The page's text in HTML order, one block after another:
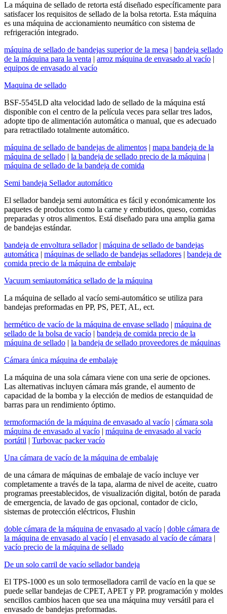
La máquina de sellado de retorta está diseñado específicamente para
satisfacer los requisitos de sellado de la bolsa retorta. Esta máquina
es una máquina de accionamiento neumático con sistema de
refrigeración integrado.
máquina de sellado de bandejas superior de la mesa | bandeja sellado
de la máquina para la venta | arroz máquina de envasado al vacío |
equipos de envasado al vacío
Maquina de sellado
BSF-5545LD alta velocidad lado de sellado de la máquina está
disponible con el centro de la película veces para sellar tres lados,
adopte tipo de alimentación automática o manual, que es adecuado
para retractilado totalmente automático.
máquina de sellado de bandejas de alimentos | mapa bandeja de la
máquina de sellado | la bandeja de sellado precio de la máquina |
máquina de sellado de la bandeja de comida
Semi bandeja Sellador automático
El sellador bandeja semi automática es fácil y económicamente los
paquetes de productos como la carne y embutidos, queso, comidas
preparadas y otros alimentos. Está diseñado para una amplia gama
de bandejas estándar.
bandeja de envoltura sellador| máquina de sellado de bandejas
automática | máquinas de sellado de bandejas selladores | bandeja de
comida precio de la máquina de embalaje
Vacuum semiautomática sellado de la máquina
La máquina de sellado al vacío semi-automático se utiliza para
bandejas preformadas en PP, PS, PET, AL, ect.
hermético de vacío de la máquina de envase sellado | máquina de
sellado de la bolsa de vacío | bandeja de comida precio de la
máquina de sellado | la bandeja de sellado proveedores de máquinas
Cámara única máquina de embalaje
La máquina de una sola cámara viene con una serie de opciones.
Las alternativas incluyen cámara más grande, el aumento de
capacidad de la bomba y la elección de medios de estanquidad de
barras para un rendimiento óptimo.
termoformación de la máquina de envasado al vacío | cámara sola
máquina de envasado al vacío | máquina de envasado al vacío
portátil | Turbovac packer vacío
Una cámara de vacío de la máquina de embalaje
de una cámara de máquinas de embalaje de vacío incluye ver
completamente a través de la tapa, alarma de nivel de aceite, cuatro
programas preestablecidos, de visualización digital, botón de parada
de emergencia, de lavado de gas opcional, contador de ciclo,
sistemas de protección eléctricos, Flushin
doble cámara de la máquina de envasado al vacío | doble cámara de
la máquina de envasado al vacío | el envasado al vacío de cámara |
vacío precio de la máquina de sellado
De un solo carril de vacío sellador bandeja
El TPS-1000 es un solo termoselladora carril de vacío en la que se
puede sellar bandejas de CPET, APET y PP. programación y moldes
sencillos cambios hacen que sea una máquina muy versátil para el
envasado de bandejas preformadas.